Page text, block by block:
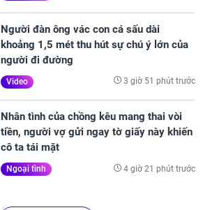
Người đàn ông vác con cá sấu dài
khoảng 1,5 mét thu hút sự chú ý lớn của
người đi đường
Video 3 giờ 51 phút trước
Nhân tình của chồng kêu mang thai vòi
tiền, người vợ gửi ngay tờ giấy này khiến
cô ta tái mặt
Ngoại tình 4 giờ 21 phút trước